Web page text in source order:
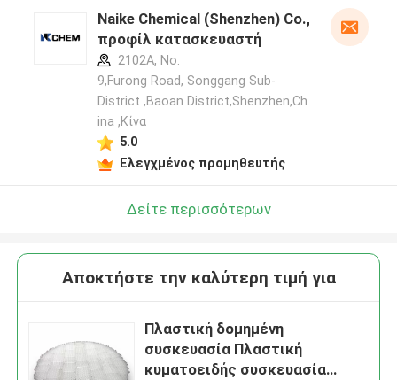
Naike Chemical (Shenzhen) Co., Ltd
προφίλ κατασκευαστή
2102A, No.
9,Furong Road, Songgang Sub-
District ,Baoan District,Shenzhen,Ch
ina ,Κίνα
5.0
Ελεγχμένος προμηθευτής
Δείτε περισσότερων
Αποκτήστε την καλύτερη τιμή για
Πλαστική δομημένη
συσκευασία Πλαστική
κυματοειδής συσκευασία